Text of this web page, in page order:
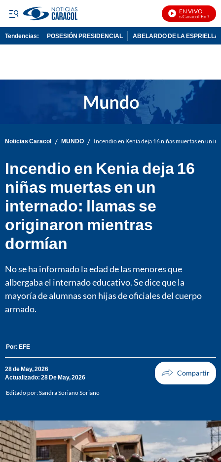
EN VIVO
Noticias Caracol En Vivo
Tendencias: POSESIÓN PRESIDENCIAL ABELARDO DE LA ESPRIELLA
Noticias Caracol / MUNDO / Incendio en Kenia deja 16 niñas muertas en un
Incendio en Kenia deja 16
niñas muertas en un
internado: llamas se
originaron mientras
dormían
No se ha informado la edad de las menores que
albergaba el internado educativo. Se dice que la
mayoría de alumnas son hijas de oficiales del cuerpo
armado.
Por: EFE
28 de May, 2026
Actualizado: 28 De May, 2026
Editado por:Sandra Soriano Soriano